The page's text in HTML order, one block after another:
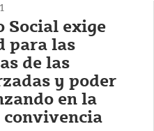
Social exige
para las
de las
y poder
en la
convivencia